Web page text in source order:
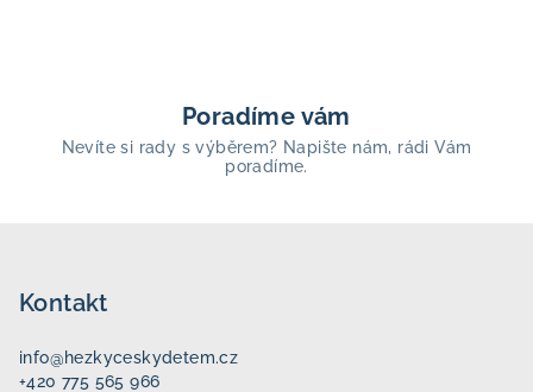
Poradíme vám
Nevíte si rady s výběrem? Napište nám, rádi Vám
poradíme.
Kontakt
info@hezkyceskydetem.cz
+420 775 565 966